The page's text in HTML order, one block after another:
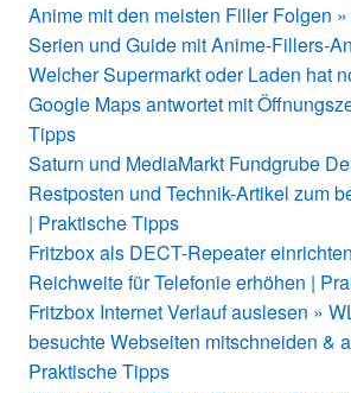
Anime mit den meisten Filler Folgen
Serien und Guide mit Anime-Fillers-
Welcher Supermarkt oder Laden hat
Google Maps antwortet mit
Tipps
Saturn und MediaMarkt Fundgrube
Restposten und Technik-Artikel zum
| Praktische Tipps
Fritzbox als DECT-Repeater
Reichweite für Telefonie erhöhen |
Fritzbox Internet Verlauf auslesen »
besuchte Webseiten mitschneiden &
Praktische Tipps